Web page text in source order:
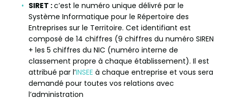
SIRET :c’est le numéro unique délivré par le
Système Informatique pour le Répertoire des
Entreprises sur le Territoire. Cet identifiant est
composé de 14 chiffres (9 chiffres du numéro SIREN
+ les 5 chiffres du NIC (numéro interne de
classement propre à chaque établissement). Il est
attribué par l’INSEE à chaque entreprise et vous sera
demandé pour toutes vos relations avec
l’administration